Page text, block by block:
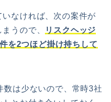
なければ、次の案件が
うので、
リスクヘッジ
を2つほど掛け持ちして
は少ないので、常時3社